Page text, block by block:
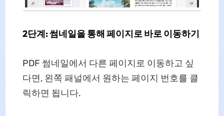
2단계: 썸네일을 통해 페이지로 바로 이동하기
PDF 썸네일에서 다른 페이지로 이동하고 싶
다면, 왼쪽 패널에서 원하는 페이지 번호를 클
릭하면 됩니다.